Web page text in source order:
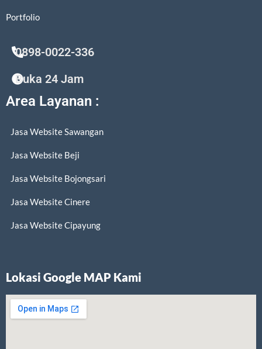
Portfolio
0898-0022-336
Buka 24 Jam
Area Layanan :
Jasa Website Sawangan
Jasa Website Beji
Jasa Website Bojongsari
Jasa Website Cinere
Jasa Website Cipayung
Lokasi Google MAP Kami